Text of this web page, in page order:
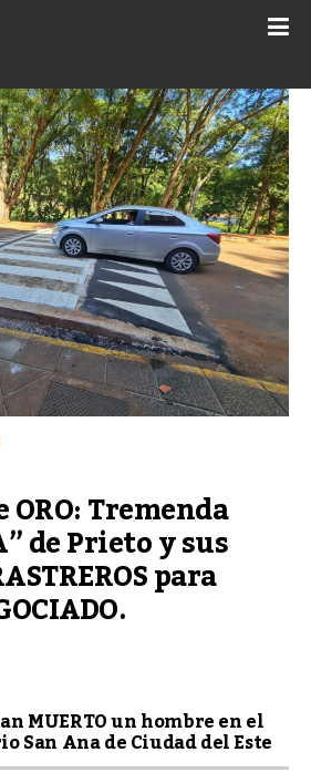
ORO: Tremenda
de Prieto y sus
para
MUERTO un hombre en el
San Ana de Ciudad del Este